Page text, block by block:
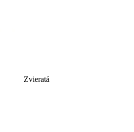
Zvieratá